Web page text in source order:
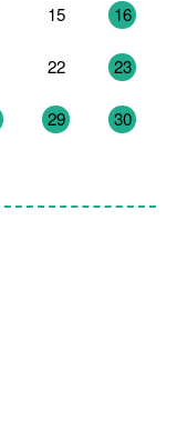
15 16
22 23
29 30